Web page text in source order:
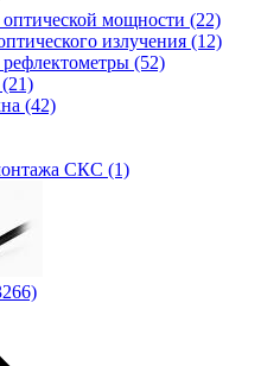
мощности (22)
излучения (12)
(52)
(21)
(42)
СКС (1)